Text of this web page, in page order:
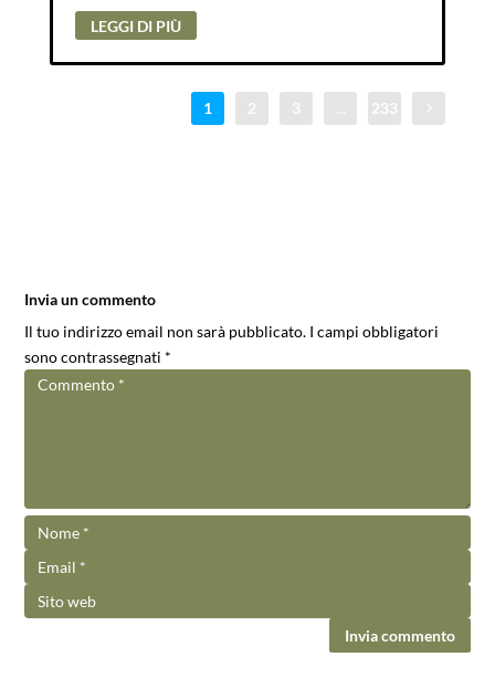
LEGGI DI PIÙ
1 2 3 233
Invia un commento
Il tuo indirizzo email non sarà pubblicato. I campi obbligatori
sono contrassegnati *
Invia commento